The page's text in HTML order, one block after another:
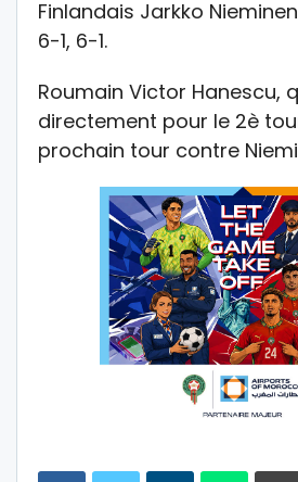
Finlandais Jarkko
6-1, 6-1.
Roumain Victor Hanescu,
directement pour le 2è
prochain tour contre